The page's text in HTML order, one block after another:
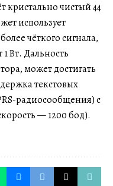
кристально чистый 44
использует
чёткого сигнала,
Вт. Дальность
может достигать
текстовых
радиосообщения) с
— 1200 бод).